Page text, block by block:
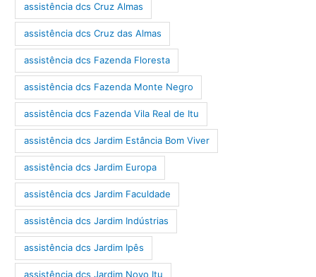
assistência dcs Cruz Almas
assistência dcs Cruz das Almas
assistência dcs Fazenda Floresta
assistência dcs Fazenda Monte Negro
assistência dcs Fazenda Vila Real de Itu
assistência dcs Jardim Estância Bom Viver
assistência dcs Jardim Europa
assistência dcs Jardim Faculdade
assistência dcs Jardim Indústrias
assistência dcs Jardim Ipês
assistência dcs Jardim Novo Itu